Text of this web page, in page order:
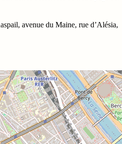
avenue du Maine, rue d’Alésia,